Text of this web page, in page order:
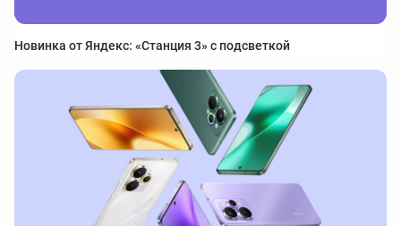
Новинка от Яндекс: «Станция 3» с подсветкой